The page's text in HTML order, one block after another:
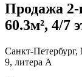
Продажа
60.3м², 4/7
Санкт-
9, литера А